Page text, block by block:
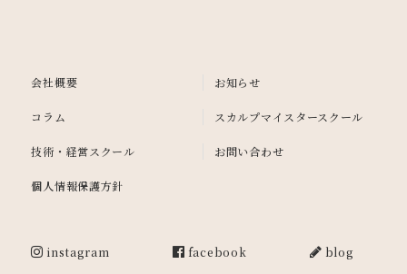
会社概要 お知らせ
コラム スカルプマイスタースクール
技術・経営スクール お問い合わせ
個人情報保護方針
instagram facebook blog